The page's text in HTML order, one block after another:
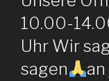
10.00-
Uhr Wir
sagen